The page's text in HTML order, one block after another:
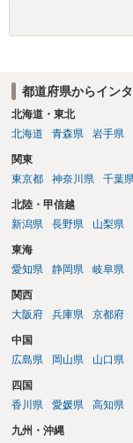
都道府県からイン
北海道・東北
北海道
青森県 岩手県
関東
東京都
神奈川県 千葉
北陸・甲信越
新潟県
長野県 山梨県
東海
愛知県
静岡県 岐阜県
関西
大阪府
兵庫県 京都府
中国
広島県
岡山県 山口県
四国
香川県
愛媛県 高知県
九州・沖縄